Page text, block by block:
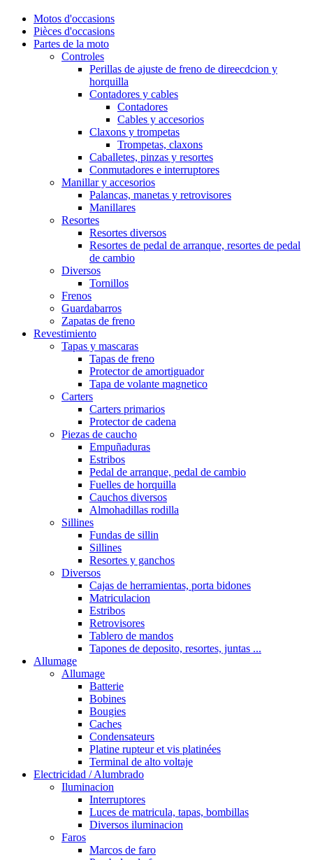
Motos d'occasions
Pièces d'occasions
Partes de la moto
Controles
Perillas de ajuste de freno de direecdcion y
horquilla
Contadores y cables
Contadores
Cables y accesorios
Claxons y trompetas
Trompetas, claxons
Caballetes, pinzas y resortes
Conmutadores e interruptores
Manillar y accesorios
Palancas, manetas y retrovisores
Manillares
Resortes
Resortes diversos
Resortes de pedal de arranque, resortes de pedal
de cambio
Diversos
Tornillos
Frenos
Guardabarros
Zapatas de freno
Revestimiento
Tapas y mascaras
Tapas de freno
Protector de amortiguador
Tapa de volante magnetico
Carters
Carters primarios
Protector de cadena
Piezas de caucho
Empuñaduras
Estribos
Pedal de arranque, pedal de cambio
Fuelles de horquilla
Cauchos diversos
Almohadillas rodilla
Sillines
Fundas de sillin
Sillines
Resortes y ganchos
Diversos
Cajas de herramientas, porta bidones
Matriculacion
Estribos
Retrovisores
Tablero de mandos
Tapones de deposito, resortes, juntas ...
Allumage
Allumage
Batterie
Bobines
Bougies
Caches
Condensateurs
Platine rupteur et vis platinées
Terminal de alto voltaje
Electricidad / Alumbrado
Iluminacion
Interruptores
Luces de matricula, tapas, bombillas
Diversos iluminacion
Faros
Marcos de faro